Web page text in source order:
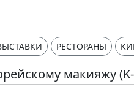
РЕСТОРАНЫ
макияжу